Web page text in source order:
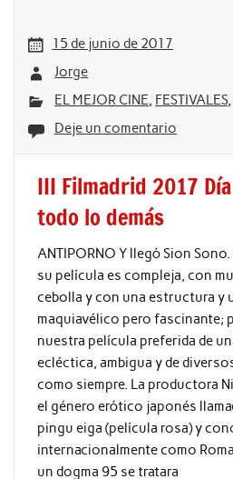
15 de junio de 2017
Jorge
EL MEJOR CINE, FESTIVALES,
Deje un comentario
III Filmadrid 2017
todo lo demás
ANTIPORNO Y llegó Sion
su película es compleja, con
cebolla y con una estructura y
maquiavélico pero fascinante;
nuestra película preferida de
ecléctica, ambigua y de
como siempre. La productora
el género erótico japonés
pingu eiga (película rosa) y
internacionalmente como
un dogma 95 se tratara